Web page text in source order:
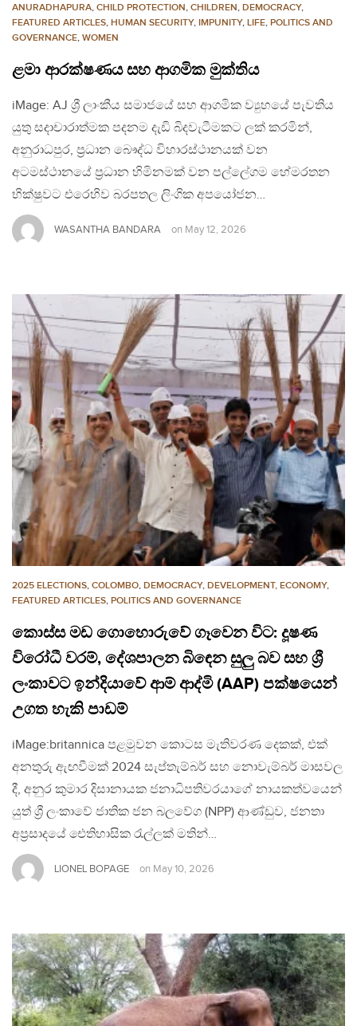
ANURADHAPURA, CHILD PROTECTION, CHILDREN, DEMOCRACY,
FEATURED ARTICLES, HUMAN SECURITY, IMPUNITY, LIFE, POLITICS AND
GOVERNANCE, WOMEN
ළමා ආරක්ෂණය සහ ආගමික මුක්තිය
iMage: AJ ශ්‍රී ලාංකීය සමාජයේ සහ ආගමික ව්‍යුහයේ පැවතිය
යුතු සදාචාරාත්මක පදනම දැඩි බිදවැටීමකට ලක් කරමින්,
අනුරාධපුර, ප්‍රධාන බෞද්ධ විහාරස්ථානයක් වන
අටමස්ථානයේ ප්‍රධාන හිමිනමක් වන පල්ලේගම හේමරතන
භික්ෂුවට එරෙහිව බරපතල ලිංගික අපයෝජන…
WASANTHA BANDARA on May 12, 2026
2025 ELECTIONS, COLOMBO, DEMOCRACY, DEVELOPMENT, ECONOMY,
FEATURED ARTICLES, POLITICS AND GOVERNANCE
කොස්ස මඩ ගොහොරුවේ ගෑවෙන විට: දූෂණ
විරෝධී වරම්, දේශපාලන බිඳෙන සුලු බව සහ ශ්‍රී
ලංකාවට ඉන්දියාවේ ආම් ආද්මි (AAP) පක්ෂයෙන්
උගත හැකි පාඩම්
iMage:britannica පළමුවන කොටස මැතිවරණ දෙකක්, එක්
අනතුරු ඇඟවීමක් 2024 සැප්තැම්බර් සහ නොවැම්බර් මාසවල
දී, අනුර කුමාර දිසානායක ජනාධිපතිවරයාගේ නායකත්වයෙන්
යුත් ශ්‍රී ලංකාවේ ජාතික ජන බලවේග (NPP) ආණ්ඩුව, ජනතා
අප්‍රසාදයේ ඓතිහාසික රැල්ලක් මතින්…
LIONEL BOPAGE on May 10, 2026